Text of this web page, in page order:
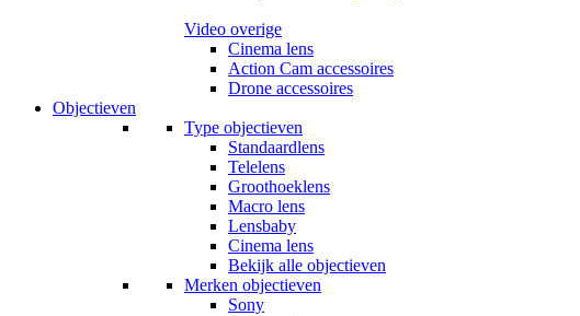
Video overige
Cinema lens
Action Cam accessoires
Drone accessoires
Objectieven
Type objectieven
Standaardlens
Telelens
Groothoeklens
Macro lens
Lensbaby
Cinema lens
Bekijk alle objectieven
Merken objectieven
Sony